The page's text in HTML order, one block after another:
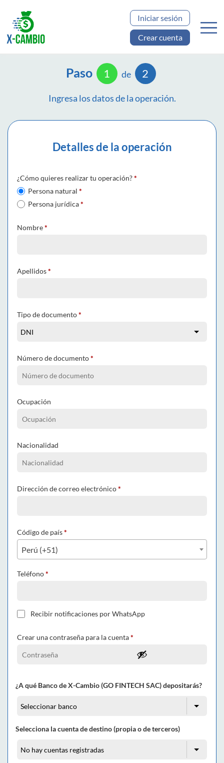
Iniciar sesión
Crear cuenta
Paso 1 de 2
Ingresa los datos de la operación.
Detalles de la operación
¿Cómo quieres realizar tu operación?*
Persona natural *
Persona jurídica*
Nombre*
Apellidos*
Tipo de documento*
Número de documento*
Ocupación
Nacionalidad
Dirección de correo electrónico*
Código de país*
Perú (+51)
Teléfono*
Recibir notificaciones por WhatsApp
Crear una contraseña para la cuenta*
¿A qué Banco de X-Cambio (GO FINTECH SAC) depositarás?
Selecciona la cuenta de destino (propia o de terceros)